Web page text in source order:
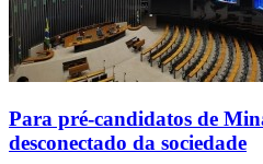
Para pré-candidatos de
desconectado da sociedade